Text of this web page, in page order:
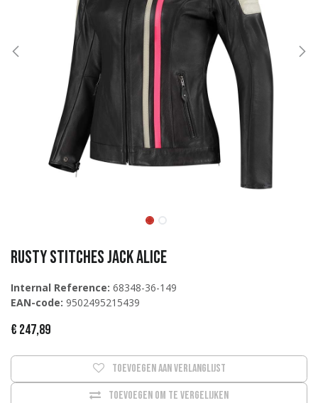
Rusty Stitches Jack Alice
Internal Reference: 68348-36-149
EAN-code: 9502495215439
€ 247,89
Toevoegen om te vergelijken
Toevoegen aan verlanglijst